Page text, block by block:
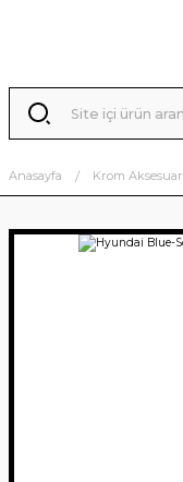
Anasayfa Krom Aksesuar